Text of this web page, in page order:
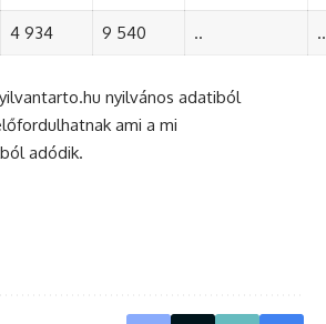
4 934 9 540 .. ..
nyilvános adatiból
ami a mi
adódik.